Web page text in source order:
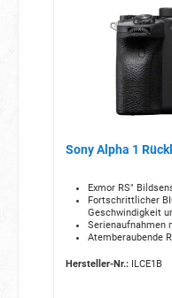
Sony Alpha 1
Exmor RS"
Fortschrittlicher
Geschwindigkeit
Serienaufnahmen
Atemberaubende
Hersteller-Nr.:ILCE1B